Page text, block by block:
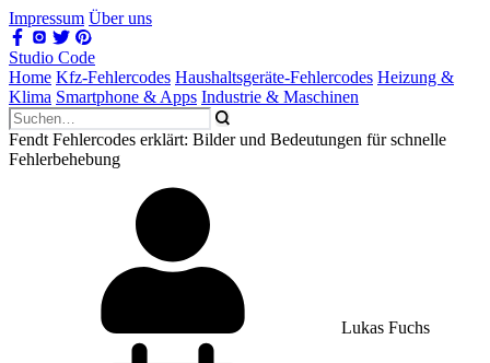
Impressum Über uns
Studio Code
Home Kfz-Fehlercodes Haushaltsgeräte-Fehlercodes Heizung &
Klima Smartphone & Apps Industrie & Maschinen
Fendt Fehlercodes erklärt: Bilder und Bedeutungen für schnelle
Fehlerbehebung
Lukas Fuchs